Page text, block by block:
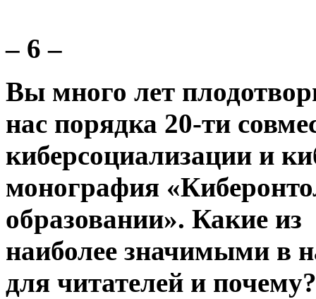
– 6 –
Вы много лет
нас порядка 20-ти
киберсоциализации и
монография
образовании». Какие
наиболее значимыми в
для читателей и почему?